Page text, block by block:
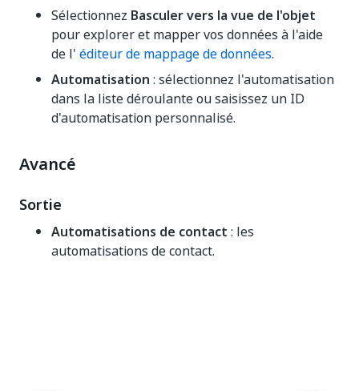
Sélectionnez Basculer vers la vue de l'objet
pour explorer et mapper vos données à l'aide
de l' éditeur de mappage de données.
Automatisation : sélectionnez l'automatisation
dans la liste déroulante ou saisissez un ID
d'automatisation personnalisé.
Avancé
Sortie
Automatisations de contact : les
automatisations de contact.